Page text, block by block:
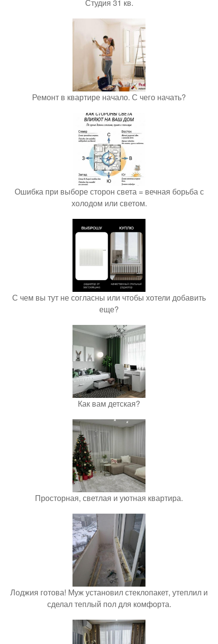
Студия 31 кв.
Ремонт в квартире начало. С чего начать?
Ошибка при выборе сторон света = вечная борьба с
холодом или светом.
С чем вы тут не согласны или чтобы хотели добавить
еще?
Как вам детская?
Просторная, светлая и уютная квартира.
Лоджия готова! Муж установил стеклопакет, утеплил и
сделал теплый пол для комфорта.